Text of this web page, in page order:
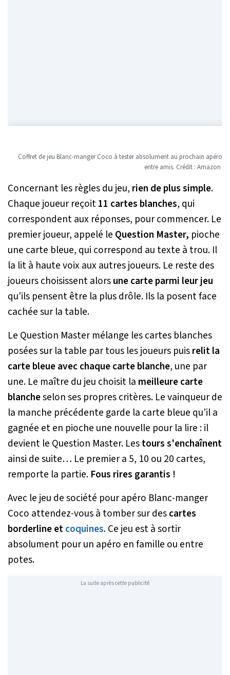
Coffret de jeu Blanc-manger Coco à tester absolument au prochain apéro
entre amis. Crédit : Amazon
Concernant les règles du jeu, rien de plus simple.
Chaque joueur reçoit11 cartes blanches, qui
correspondent aux réponses, pour commencer. Le
premier joueur, appelé le Question Master, pioche
une carte bleue, qui correspond au texte à trou. Il
la lit à haute voix aux autres joueurs. Le reste des
joueurs choisissent alorsune carte parmi leur jeu
qu'ils pensent être la plus drôle. Ils la posent face
cachée sur la table.
Le Question Master mélange les cartes blanches
posées sur la table par tous les joueurs puisrelit la
carte bleue avec chaque carte blanche, une par
une. Le maître du jeu choisit la meilleure carte
blancheselon ses propres critères. Le vainqueur de
la manche précédente garde la carte bleue qu’il a
gagnée et en pioche une nouvelle pour la lire : il
devient le Question Master. Lestours s'enchaînent
ainsi de suite… Le premier a 5, 10 ou 20 cartes,
remporte la partie. Fous rires garantis !
Avec le jeu de société pour apéro Blanc-manger
Coco attendez-vous à tomber sur descartes
borderline etcoquines. Ce jeu est à sortir
absolument pour un apéro en famille ou entre
potes.
La suite après cette publicité